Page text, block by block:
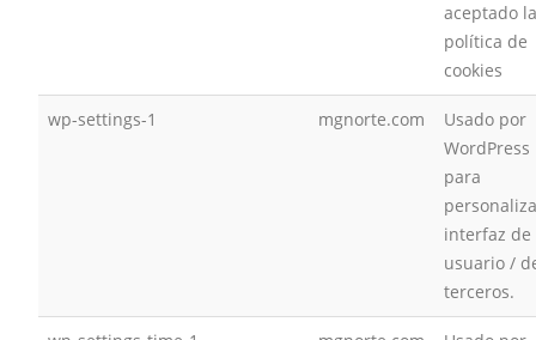
aceptado la
política de
cookies
wp-settings-1 mgnorte.com
Usado por
WordPress
para
interfaz de
usuario /
terceros.